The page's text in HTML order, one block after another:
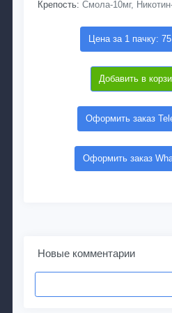
Крепость: Смола-10мг,
Цена за 1 пачку:
Добавить в
Оформить заказ
Оформить заказ
Новые комментарии